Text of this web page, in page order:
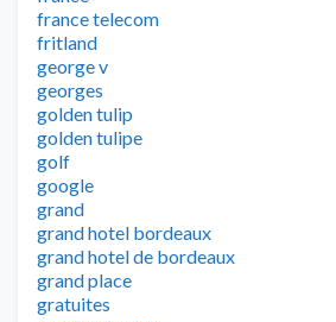
france telecom
fritland
george v
georges
golden tulip
golden tulipe
golf
google
grand
grand hotel bordeaux
grand hotel de bordeaux
grand place
gratuites